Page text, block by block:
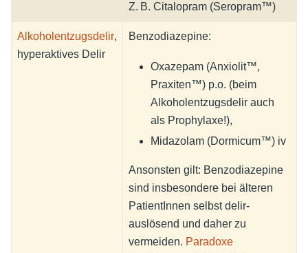
Z. B. Citalopram (Seropram™)
Alkoholentzugsdelir,
hyperaktives Delir
Benzodiazepine:
Oxazepam (Anxiolit™,
Praxiten™) p.o. (beim
Alkoholentzugsdelir auch
als Prophylaxe!),
Midazolam (Dormicum™) iv
Ansonsten gilt: Benzodiazepine
sind insbesondere bei älteren
PatientInnen selbst delir-
auslösend und daher zu
vermeiden. Paradoxe